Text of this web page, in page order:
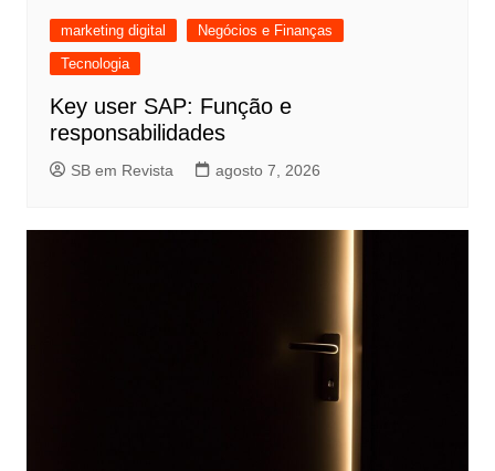
marketing digital
Negócios e Finanças
Tecnologia
Key user SAP: Função e
responsabilidades
SB em Revista agosto 7, 2026